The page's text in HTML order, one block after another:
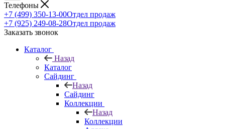
Телефоны
+7 (499) 350-13-00Отдел продаж
+7 (925) 249-08-28Отдел продаж
Заказать звонок
Каталог
Назад
Каталог
Сайдинг
Назад
Сайдинг
Коллекции
Назад
Коллекции